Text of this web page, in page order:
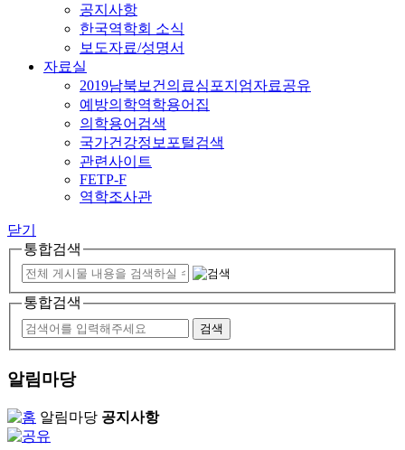
공지사항
한국역학회 소식
보도자료/성명서
자료실
2019남북보건의료심포지엄자료공유
예방의학역학용어집
의학용어검색
국가건강정보포털검색
관련사이트
FETP-F
역학조사관
닫기
통합검색
통합검색
알림마당
알림마당 공지사항